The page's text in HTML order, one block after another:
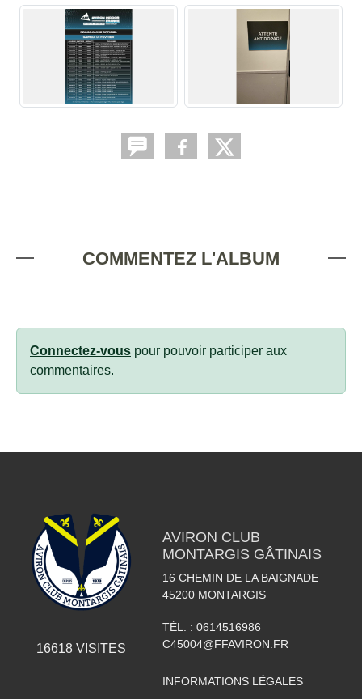
COMMENTEZ L'ALBUM
Connectez-vous pour pouvoir participer aux
commentaires.
16618VISITES
AVIRON CLUB
MONTARGIS GÂTINAIS
16 CHEMIN DE LA BAIGNADE
45200 MONTARGIS
TÉL. : 0614516986
C45004@FFAVIRON.FR
INFORMATIONS LÉGALES